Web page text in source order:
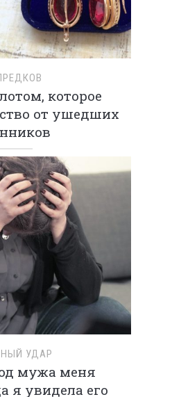
которое
от ушедших
УДАР
мужа меня
я увидела его